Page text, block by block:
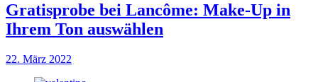
Gratisprobe bei Lancôme: Make-Up in
Ihrem Ton auswählen
22. März 2022